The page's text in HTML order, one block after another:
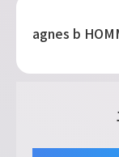
agnes b